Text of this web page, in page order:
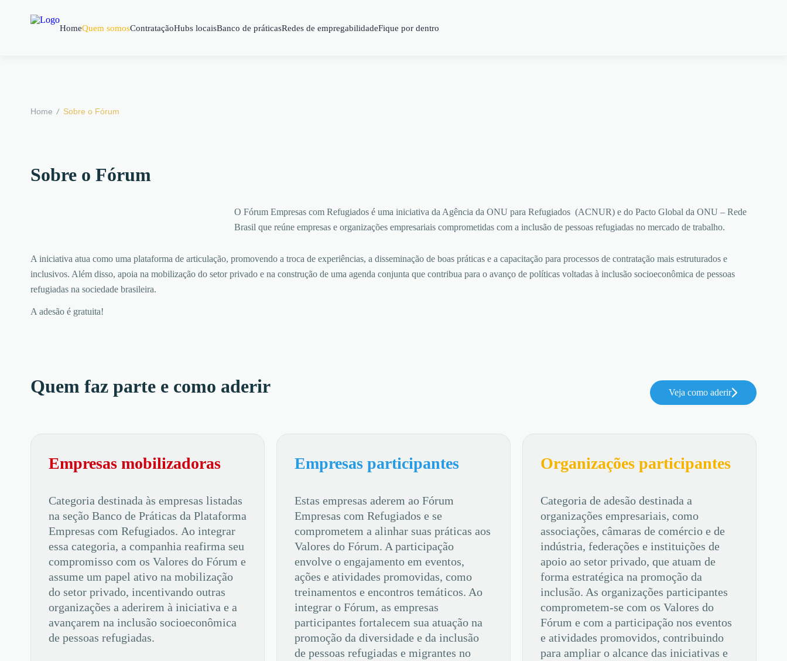
HomeQuem somosContrataçãoHubs locaisBanco de práticasRedes de empregabilidadeFique por dentro
Home / Sobre o Fórum
Sobre o Fórum
O Fórum Empresas com Refugiados é uma iniciativa da Agência da ONU para Refugiados (ACNUR) e do Pacto Global da ONU – Rede
Brasil que reúne empresas e organizações empresariais comprometidas com a inclusão de pessoas refugiadas no mercado de trabalho.
A iniciativa atua como uma plataforma de articulação, promovendo a troca de experiências, a disseminação de boas práticas e a capacitação para processos de contratação mais estruturados e
inclusivos. Além disso, apoia na mobilização do setor privado e na construção de uma agenda conjunta que contribua para o avanço de políticas voltadas à inclusão socioeconômica de pessoas
refugiadas na sociedade brasileira.
A adesão é gratuita!
Quem faz parte e como aderir Veja como aderir
Empresas mobilizadoras
Categoria destinada às empresas listadas
na seção Banco de Práticas da Plataforma
Empresas com Refugiados. Ao integrar
essa categoria, a companhia reafirma seu
compromisso com os Valores do Fórum e
assume um papel ativo na mobilização
do setor privado, incentivando outras
organizações a aderirem à iniciativa e a
avançarem na inclusão socioeconômica
de pessoas refugiadas.
Empresas participantes
Estas empresas aderem ao Fórum
Empresas com Refugiados e se
comprometem a alinhar suas práticas aos
Valores do Fórum. A participação
envolve o engajamento em eventos,
ações e atividades promovidas, como
treinamentos e encontros temáticos. Ao
integrar o Fórum, as empresas
participantes fortalecem sua atuação na
promoção da diversidade e da inclusão
de pessoas refugiadas e migrantes no
Organizações participantes
Categoria de adesão destinada a
organizações empresariais, como
associações, câmaras de comércio e de
indústria, federações e instituições de
apoio ao setor privado, que atuam de
forma estratégica na promoção da
inclusão. As organizações participantes
comprometem-se com os Valores do
Fórum e com a participação nos eventos
e atividades promovidos, contribuindo
para ampliar o alcance das iniciativas e